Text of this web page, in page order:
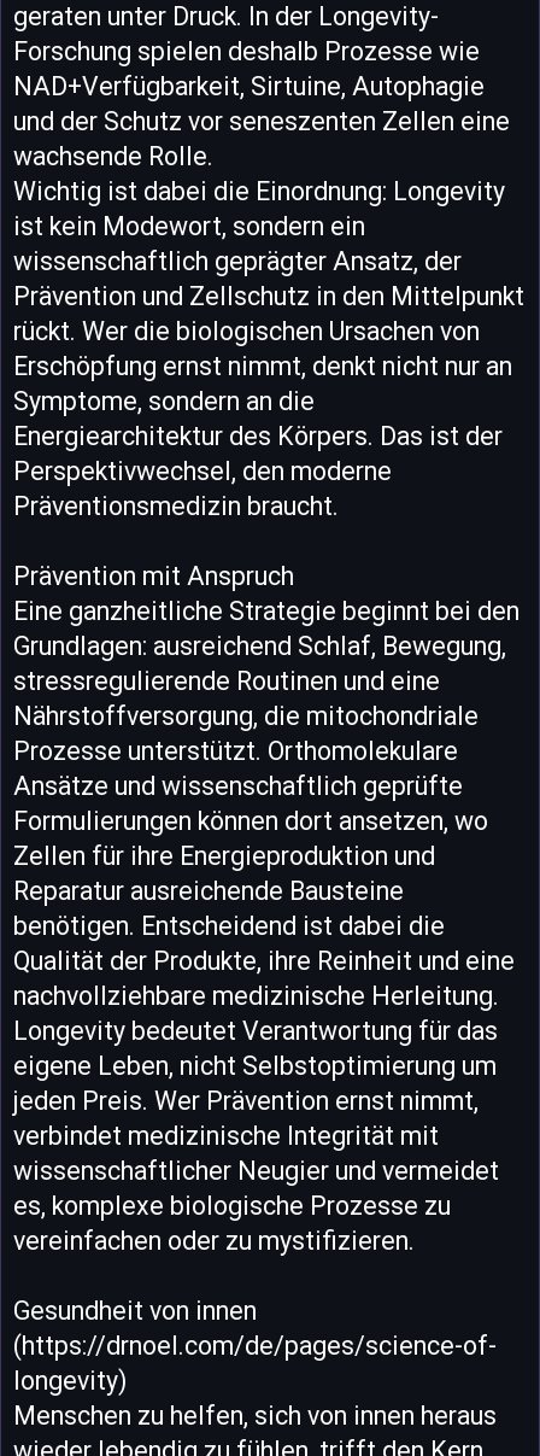
geraten unter Druck. In der Longevity-
Forschung spielen deshalb Prozesse wie
NAD+Verfügbarkeit, Sirtuine, Autophagie
und der Schutz vor seneszenten Zellen eine
wachsende Rolle.
Wichtig ist dabei die Einordnung: Longevity
ist kein Modewort, sondern ein
wissenschaftlich geprägter Ansatz, der
Prävention und Zellschutz in den Mittelpunkt
rückt. Wer die biologischen Ursachen von
Erschöpfung ernst nimmt, denkt nicht nur an
Symptome, sondern an die
Energiearchitektur des Körpers. Das ist der
Perspektivwechsel, den moderne
Präventionsmedizin braucht.
Prävention mit Anspruch
Eine ganzheitliche Strategie beginnt bei den
Grundlagen: ausreichend Schlaf, Bewegung,
stressregulierende Routinen und eine
Nährstoffversorgung, die mitochondriale
Prozesse unterstützt. Orthomolekulare
Ansätze und wissenschaftlich geprüfte
Formulierungen können dort ansetzen, wo
Zellen für ihre Energieproduktion und
Reparatur ausreichende Bausteine
benötigen. Entscheidend ist dabei die
Qualität der Produkte, ihre Reinheit und eine
nachvollziehbare medizinische Herleitung.
Longevity bedeutet Verantwortung für das
eigene Leben, nicht Selbstoptimierung um
jeden Preis. Wer Prävention ernst nimmt,
verbindet medizinische Integrität mit
wissenschaftlicher Neugier und vermeidet
es, komplexe biologische Prozesse zu
vereinfachen oder zu mystifizieren.
Gesundheit von innen
(https://drnoel.com/de/pages/science-of-
longevity)
Menschen zu helfen, sich von innen heraus